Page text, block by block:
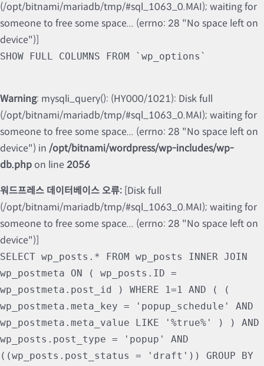
(/opt/bitnami/mariadb/tmp/#sql_1063_0.MAI); waiting for
someone to free some space... (errno: 28 "No space left on
device")]
SHOW FULL COLUMNS FROM `wp_options`
Warning: mysqli_query(): (HY000/1021): Disk full
(/opt/bitnami/mariadb/tmp/#sql_1063_0.MAI); waiting for
someone to free some space... (errno: 28 "No space left on
device") in /opt/bitnami/wordpress/wp-includes/wp-
db.php on line2056
워드프레스 데이터베이스 오류: [Disk full
(/opt/bitnami/mariadb/tmp/#sql_1063_0.MAI); waiting for
someone to free some space... (errno: 28 "No space left on
device")]
SELECT wp_posts.* FROM wp_posts INNER JOIN
wp_postmeta ON ( wp_posts.ID =
wp_postmeta.post_id ) WHERE 1=1 AND ( (
wp_postmeta.meta_key = 'popup_schedule' AND
wp_postmeta.meta_value LIKE '%true%' ) ) AND
wp_posts.post_type = 'popup' AND
((wp_posts.post_status = 'draft')) GROUP BY